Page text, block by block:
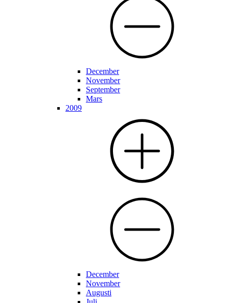
December
November
September
Mars
2009
December
November
Augusti